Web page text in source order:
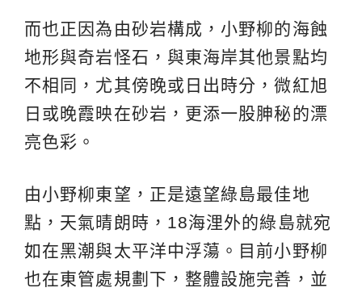
而也正因為由砂岩構成，小野柳的海蝕
地形與奇岩怪石，與東海岸其他景點均
不相同，尤其傍晚或日出時分，微紅旭
日或晚霞映在砂岩，更添一股胂秘的漂
亮色彩。
由小野柳東望，正是遠望綠島最佳地
點，天氣晴朗時，18海浬外的綠島就宛
如在黑潮與太平洋中浮蕩。目前小野柳
也在東管處規劃下，整體設施完善，並